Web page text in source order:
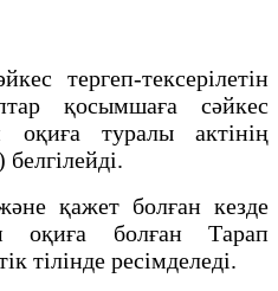
тергеп-тексерілетін
қосымшаға сәйкес
оқиға туралы актінің
қажет болған кезде
оқиға болған Тарап
тілінде ресімделеді.